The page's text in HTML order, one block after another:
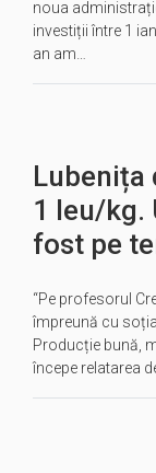
noua
investiții între 1
an am…
Lubenița
1 leu/kg.
fost pe
“Pe profesorul
împreună cu
Producție bună,
începe relatarea